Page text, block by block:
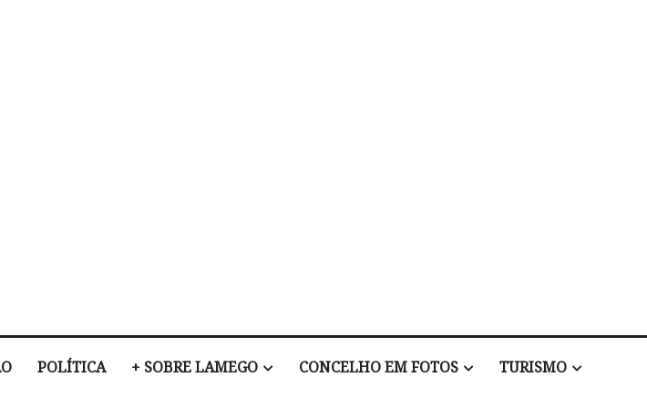
POLÍTICA + SOBRE LAMEGO CONCELHO EM FOTOS TURISMO